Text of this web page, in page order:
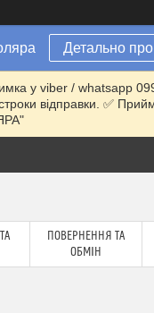
Детально
у viber / whatsapp
відправки. ✅
ПОВЕРНЕННЯ ТА
ОБМІН